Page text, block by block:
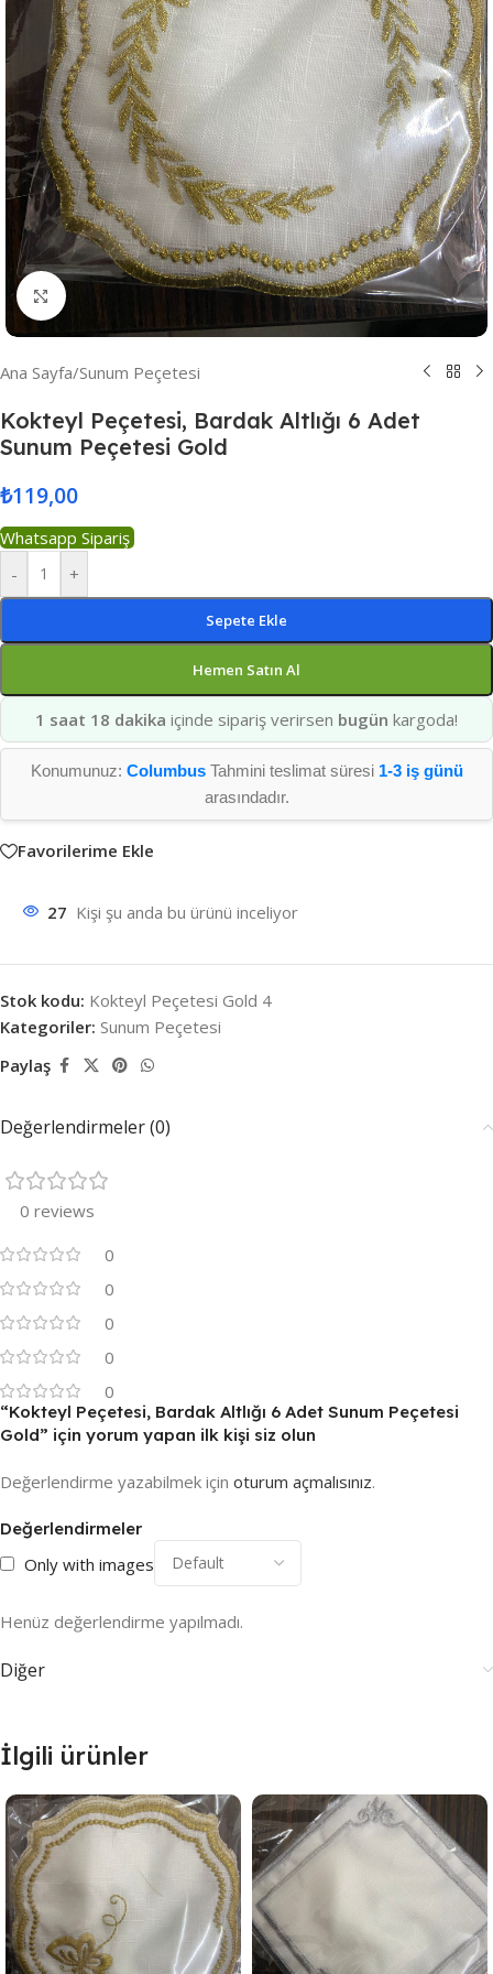
Resmi Büyüt
Ana Sayfa/Sunum Peçetesi
Kokteyl Peçetesi, Bardak Altlığı 6 Adet
Sunum Peçetesi Gold
₺119,00
Whatsapp Sipariş
-
+
Sepete Ekle
Hemen Satın Al
1 saat 18 dakika içinde sipariş verirsen bugün kargoda!
Konumunuz: ColumbusTahmini teslimat süresi 1-3 iş günü
arasındadır.
Favorilerime Ekle
27 Kişi şu anda bu ürünü inceliyor
Stok kodu: Kokteyl Peçetesi Gold 4
Kategoriler: Sunum Peçetesi
Paylaş
Değerlendirmeler (0)
0 reviews
0
0
0
0
0
Değerlendirmeler
Only with images
Henüz değerlendirme yapılmadı.
“Kokteyl Peçetesi, Bardak Altlığı 6 Adet Sunum Peçetesi
Gold” için yorum yapan ilk kişi siz olun
Değerlendirme yazabilmek için oturum açmalısınız.
Diğer
İlgili ürünler